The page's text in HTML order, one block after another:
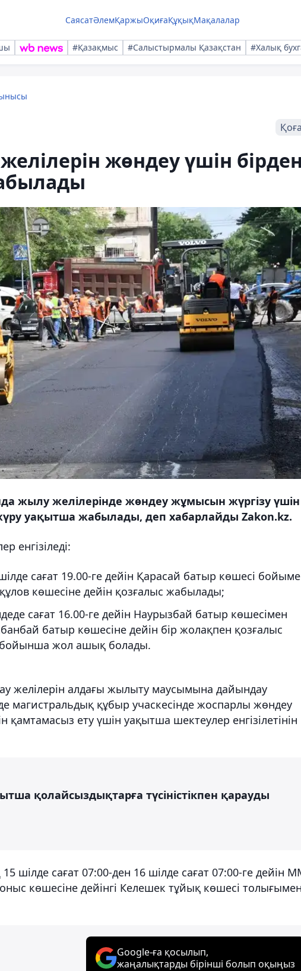
СаясатӘлемҚаржыОқиғаҚұқықМақалалар
#Қазақмыс #Салыстырмалы Қазақстан #Халық
жөндеу үшін
жылу желілерінде жөндеу жұмысын жүргізу үшін
уақытша жабылады, деп хабарлайды Zakon.kz.
енгізіледі:
сағат 19.00-ге дейін Қарасай батыр көшесі
көшесіне дейін қозғалыс жабылады;
сағат 16.00-ге дейін Наурызбай батыр көшесімен
батыр көшесіне дейін бір жолақпен қозғалыс
бойынша жол ашық болады.
желілерін алдағы жылыту маусымына дайындау
магистральдық құбыр учаскесінде жоспарлы жөндеу
қамтамасыз ету үшін уақытша шектеулер енгізілетінін
қолайсыздықтарға түсіністікпен қарауды
шілде сағат 07:00-ден 16 шілде сағат 07:00-ге дейін
көшесіне дейінгі Келешек тұйық көшесі
Google-ға қосылып,
жаңалықтарды бірінші болып оқыңыз